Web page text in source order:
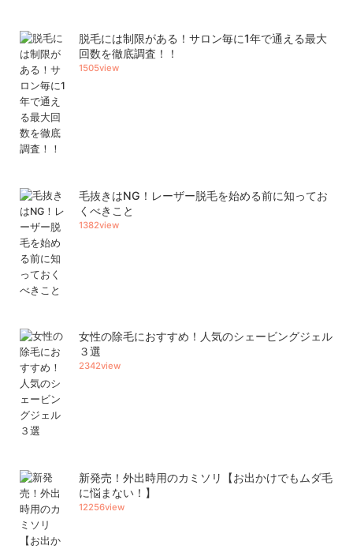
脱毛には制限がある！サロン毎に1年で通える最大
回数を徹底調査！！
1505view
毛抜きはNG！レーザー脱毛を始める前に知ってお
くべきこと
1382view
女性の除毛におすすめ！人気のシェービングジェル
３選
2342view
新発売！外出時用のカミソリ【お出かけでもムダ毛
に悩まない！】
12256view